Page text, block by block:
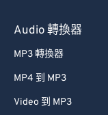
Audio 轉換器
MP3 轉換器
MP4 到 MP3
Video 到 MP3